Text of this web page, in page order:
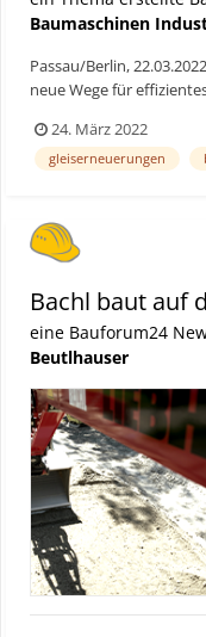
Baumaschinen
Passau/Berlin,
neue Wege für
Zuge eines
mit Hauptsitz in Berlin
24. März 2022
gleiserneuerungen
Bachl baut auf
eine Bauforum24
Beutlhauser